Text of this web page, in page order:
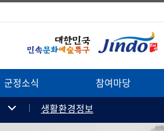
군정소식 참여마당
생활환경정보